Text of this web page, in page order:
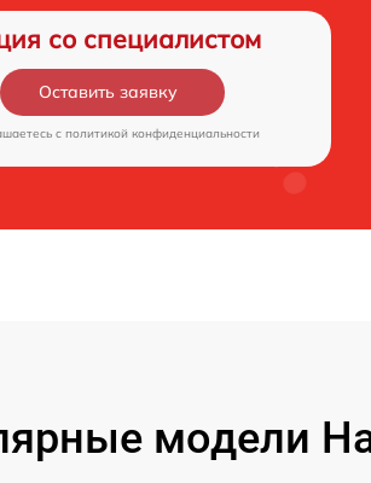
со специалистом
Оставить заявку
c политикой конфиденциальности
модели